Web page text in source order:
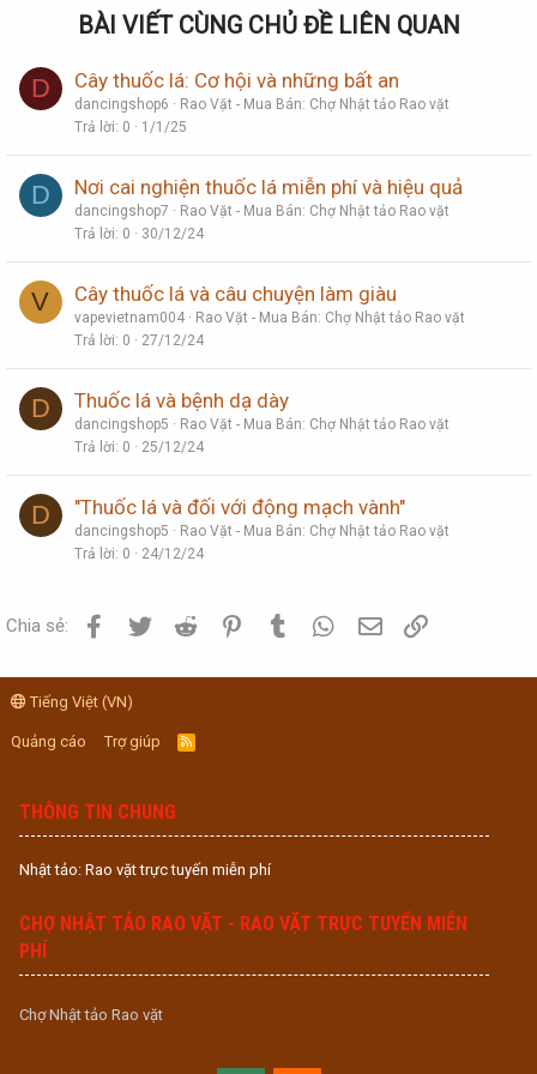
BÀI VIẾT CÙNG CHỦ ĐỀ LIÊN QUAN
D Cây thuốc lá: Cơ hội và những bất an
dancingshop6
Rao Vặt - Mua Bán: Chợ Nhật tảo Rao vặt
Trả lời 0 1/1/25
D Nơi cai nghiện thuốc lá miễn phí và hiệu quả
dancingshop7
Rao Vặt - Mua Bán: Chợ Nhật tảo Rao vặt
Trả lời 0 30/12/24
V Cây thuốc lá và câu chuyện làm giàu
vapevietnam004
Rao Vặt - Mua Bán: Chợ Nhật tảo Rao vặt
Trả lời 0 27/12/24
D Thuốc lá và bệnh dạ dày
dancingshop5
Rao Vặt - Mua Bán: Chợ Nhật tảo Rao vặt
Trả lời 0 25/12/24
D "Thuốc lá và đối với động mạch vành"
dancingshop5
Rao Vặt - Mua Bán: Chợ Nhật tảo Rao vặt
Trả lời 0 24/12/24
Chia sẻ: Facebook
Twitter Reddit PinterestTumblr WhatsApp
Email
Tiếng Việt (VN)
Quảng cáo Trợ giúp
R
S
THÔNG TIN CHUNG
Nhật tảo: Rao vặt trực tuyến miễn phí
CHỢ NHẬT TẢO RAO VẶT - RAO VẶT TRỰC TUYẾN MIỄN
PHÍ
Chợ Nhật tảo Rao vặt